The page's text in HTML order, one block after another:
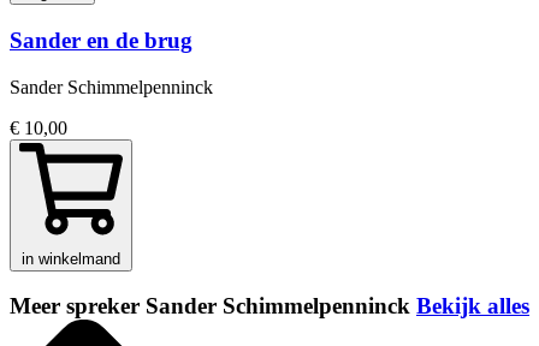
Sander en de brug
Sander Schimmelpenninck
€ 10,00
in winkelmand
Meer spreker Sander Schimmelpenninck Bekijk alles